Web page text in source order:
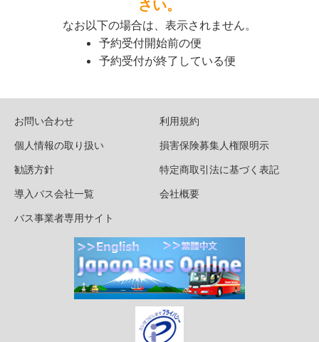
さい。
なお以下の場合は、表示されません。
予約受付開始前の便
予約受付が終了している便
お問い合わせ
利用規約
個人情報の取り扱い
損害保険募集人権限明示
勧誘方針
特定商取引法に基づく表記
導入バス会社一覧
会社概要
バス事業者専用サイト